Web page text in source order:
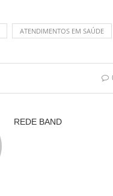
ATENDIMENTOS EM SAÚDE
REDE BAND